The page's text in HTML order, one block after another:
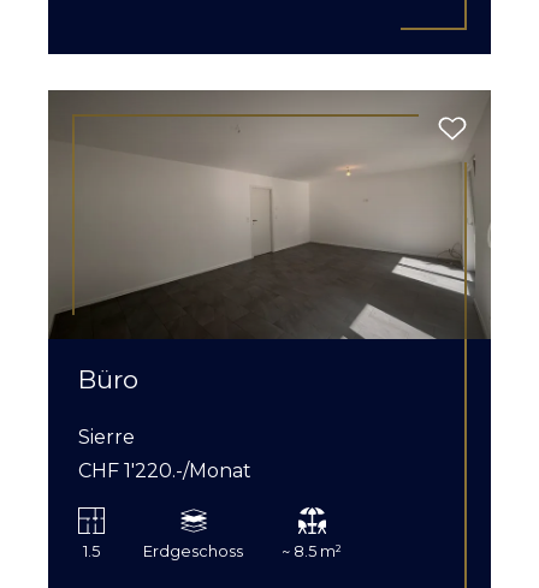
Büro
Sierre
CHF 1'220.-/Monat
1.5 Erdgeschoss ~ 8.5 m²